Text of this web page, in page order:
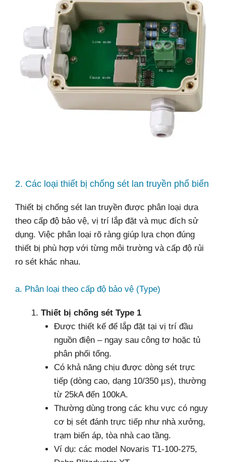
2. Các loại thiết bị chống sét lan truyền phổ biến
Thiết bị chống sét lan truyền được phân loại dựa
theo cấp độ bảo vệ, vị trí lắp đặt và mục đích sử
dụng. Việc phân loại rõ ràng giúp lựa chọn đúng
thiết bị phù hợp với từng môi trường và cấp độ rủi
ro sét khác nhau.
a. Phân loại theo cấp độ bảo vệ (Type)
Thiết bị chống sét Type 1
Được thiết kế để lắp đặt tại vị trí đầu
nguồn điện – ngay sau công tơ hoặc tủ
phân phối tổng.
Có khả năng chịu được dòng sét trực
tiếp (dòng cao, dạng 10/350 µs), thường
từ 25kA đến 100kA.
Thường dùng trong các khu vực có nguy
cơ bị sét đánh trực tiếp như nhà xưởng,
trạm biến áp, tòa nhà cao tầng.
Ví dụ: các model Novaris T1-100-275,